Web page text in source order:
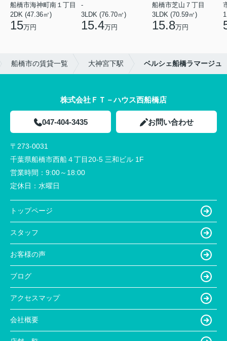
船橋市海神町南１丁目
2DK (47.36㎡)
15万円
-
3LDK (76.70㎡)
15.4万円
船橋市芝山７丁目
3LDK (70.59㎡)
15.8万円
船橋市の賃貸一覧 大神宮下駅 ベルシェ船橋ラマージュ
株式会社ＦＴ－ハウス西船橋店
047-404-3435 お問い合わせ
〒273-0031
千葉県船橋市西船４丁目20-5 三和ビル 1F
営業時間： 9:00～18:00
定休日： 水曜日
トップページ
スタッフ
お客様の声
ブログ
アクセスマップ
会社概要